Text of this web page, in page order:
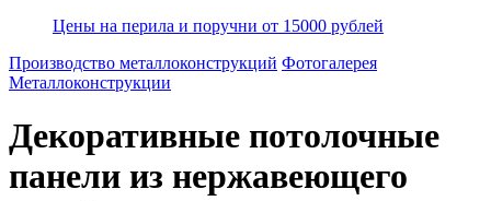
Цены на перила и поручни от 15000 рублей
Производство металлоконструкций Фотогалерея
Металлоконструкции
Декоративные потолочные
панели из нержавеющего